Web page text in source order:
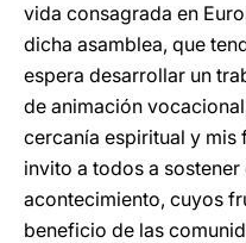
vida consagrada en
dicha asamblea, que
espera desarrollar un
de animación
cercanía espiritual y mis
invito a todos a
acontecimiento, cuyos
beneficio de las